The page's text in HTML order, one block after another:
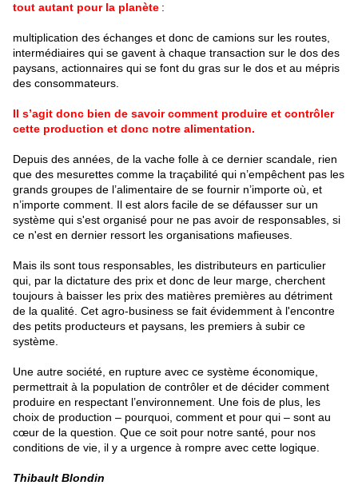
tout autant pour la planète :
multiplication des échanges et donc de camions sur les routes,
intermédiaires qui se gavent à chaque transaction sur le dos des
paysans, actionnaires qui se font du gras sur le dos et au mépris
des consommateurs.
Il s’agit donc bien de savoir comment produire et contrôler
cette production et donc notre alimentation.
Depuis des années, de la vache folle à ce dernier scandale, rien
que des mesurettes comme la traçabilité qui n’empêchent pas les
grands groupes de l’alimentaire de se fournir n’importe où, et
n’importe comment. Il est alors facile de se défausser sur un
système qui s'est organisé pour ne pas avoir de responsables, si
ce n'est en dernier ressort les organisations mafieuses.
Mais ils sont tous responsables, les distributeurs en particulier
qui, par la dictature des prix et donc de leur marge, cherchent
toujours à baisser les prix des matières premières au détriment
de la qualité. Cet agro-business se fait évidemment à l'encontre
des petits producteurs et paysans, les premiers à subir ce
système.
Une autre société, en rupture avec ce système économique,
permettrait à la population de contrôler et de décider comment
produire en respectant l’environnement. Une fois de plus, les
choix de production – pourquoi, comment et pour qui – sont au
cœur de la question. Que ce soit pour notre santé, pour nos
conditions de vie, il y a urgence à rompre avec cette logique.
Thibault Blondin